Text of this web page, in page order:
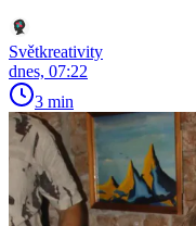
Světkreativity
dnes, 07:22
3 min